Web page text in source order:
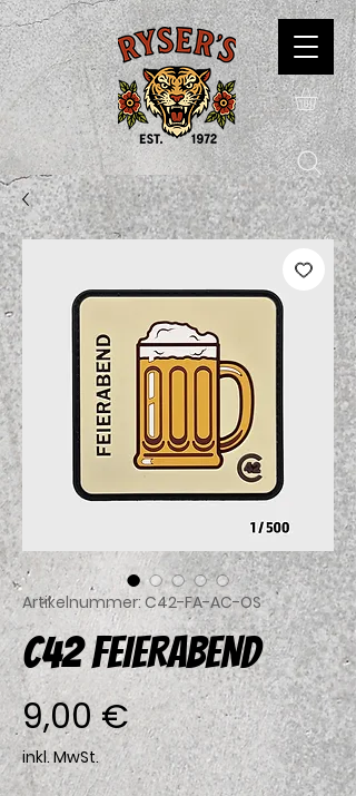
Artikelnummer: C42-FA-AC-OS
C42 FEIERABEND
9,00 €Preis
inkl. MwSt.